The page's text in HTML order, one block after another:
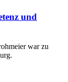
und
war zu